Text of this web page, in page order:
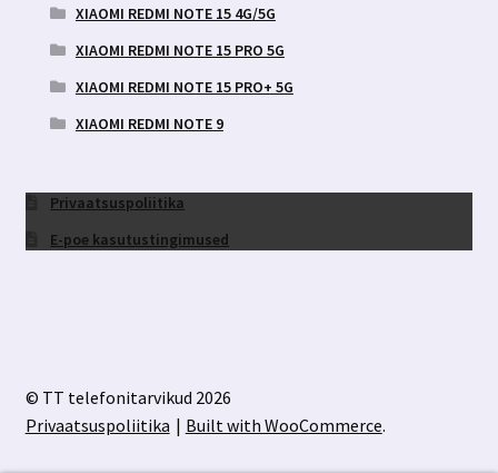
XIAOMI REDMI NOTE 15 4G/5G
XIAOMI REDMI NOTE 15 PRO 5G
XIAOMI REDMI NOTE 15 PRO+ 5G
XIAOMI REDMI NOTE 9
Privaatsuspoliitika
E-poe kasutustingimused
© TT telefonitarvikud 2026
Privaatsuspoliitika
Built with WooCommerce.